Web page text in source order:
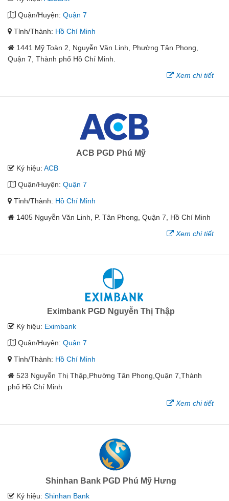
Quận/Huyện: Quận 7
Tỉnh/Thành: Hồ Chí Minh
1441 Mỹ Toàn 2, Nguyễn Văn Linh, Phường Tân Phong,
Quận 7, Thành phố Hồ Chí Minh.
Xem chi tiết
ACB PGD Phú Mỹ
Ký hiệu: ACB
Quận/Huyện: Quận 7
Tỉnh/Thành: Hồ Chí Minh
1405 Nguyễn Văn Linh, P. Tân Phong, Quận 7, Hồ Chí Minh
Xem chi tiết
Eximbank PGD Nguyễn Thị Thập
Ký hiệu: Eximbank
Quận/Huyện: Quận 7
Tỉnh/Thành: Hồ Chí Minh
523 Nguyễn Thị Thập,Phường Tân Phong,Quận 7,Thành
phố Hồ Chí Minh
Xem chi tiết
Shinhan Bank PGD Phú Mỹ Hưng
Ký hiệu: Shinhan Bank